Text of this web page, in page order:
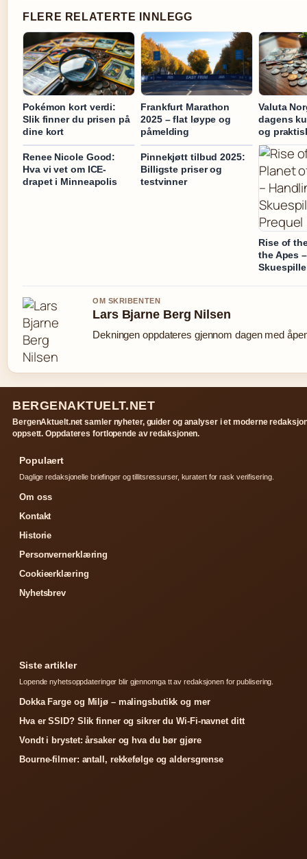
FLERE RELATERTE INNLEGG
Pokémon kort verdi:
Slik finner du prisen på
dine kort
Frankfurt Marathon
2025 – flat løype og
påmelding
Valuta
dagens
og
Renee Nicole Good:
Hva vi vet om ICE-
drapet i Minneapolis
Pinnekjøtt tilbud 2025:
Billigste priser og
testvinner
Rise of
the Apes
OM SKRIBENTEN
Lars Bjarne Berg Nilsen
Dekningen oppdateres gjennom dagen med
BERGENAKTUELT.NET
BergenAktuelt.net samler nyheter, guider og analyser i et moderne
oppsett. Oppdateres fortlopende av redaksjonen.
Populaert
Daglige redaksjonelle briefinger og tillitsressurser, kuratert for rask verifisering.
Om oss
Kontakt
Historie
Personvernerklæring
Cookieerklæring
Nyhetsbrev
Siste artikler
Lopende nyhetsoppdateringer blir gjennomga tt av redaksjonen for publisering.
Dokka Farge og Miljø – malingsbutikk og mer
Hva er SSID? Slik finner og sikrer du Wi-Fi-navnet ditt
Vondt i brystet: årsaker og hva du bør gjøre
Bourne-filmer: antall, rekkefølge og aldersgrense